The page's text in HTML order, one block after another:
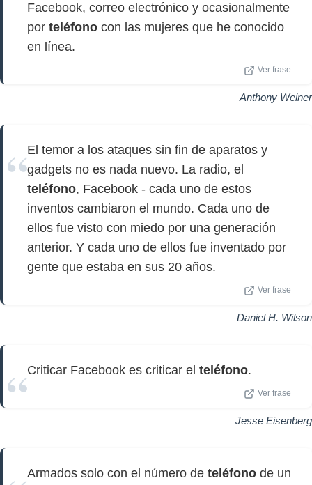
Facebook, correo electrónico y ocasionalmente
por teléfono con las mujeres que he conocido
en línea.
Ver frase
Anthony Weiner
El temor a los ataques sin fin de aparatos y
gadgets no es nada nuevo. La radio, el
teléfono, Facebook - cada uno de estos
inventos cambiaron el mundo. Cada uno de
ellos fue visto con miedo por una generación
anterior. Y cada uno de ellos fue inventado por
gente que estaba en sus 20 años.
Ver frase
Daniel H. Wilson
Criticar Facebook es criticar el teléfono.
Ver frase
Jesse Eisenberg
Armados solo con el número de teléfono de un